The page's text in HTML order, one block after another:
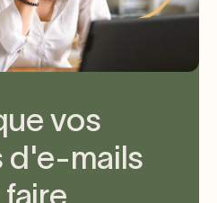
vos
d'e-mails